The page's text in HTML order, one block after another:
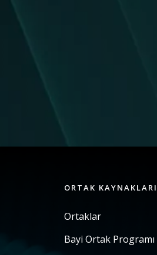
ORTAK KAYNAKLARI
Ortaklar
Bayi Ortak Programı